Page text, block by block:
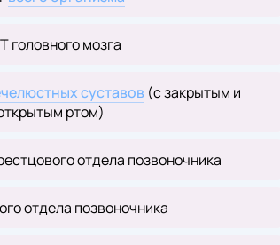
головного мозга
суставов (с закрытым и
ртом)
отдела позвоночника
отдела позвоночника